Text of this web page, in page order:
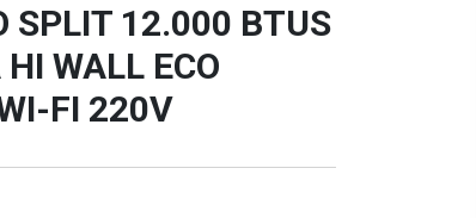
SPLIT 12.000 BTUS
WALL ECO
FI 220V